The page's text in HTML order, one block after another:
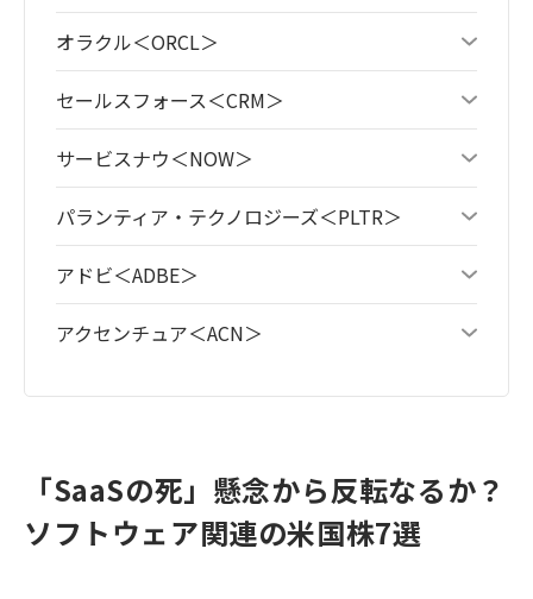
オラクル＜ORCL＞
セールスフォース＜CRM＞
サービスナウ＜NOW＞
パランティア・テクノロジーズ＜PLTR＞
アドビ＜ADBE＞
アクセンチュア＜ACN＞
「SaaSの死」懸念から反転なるか？
ソフトウェア関連の米国株7選